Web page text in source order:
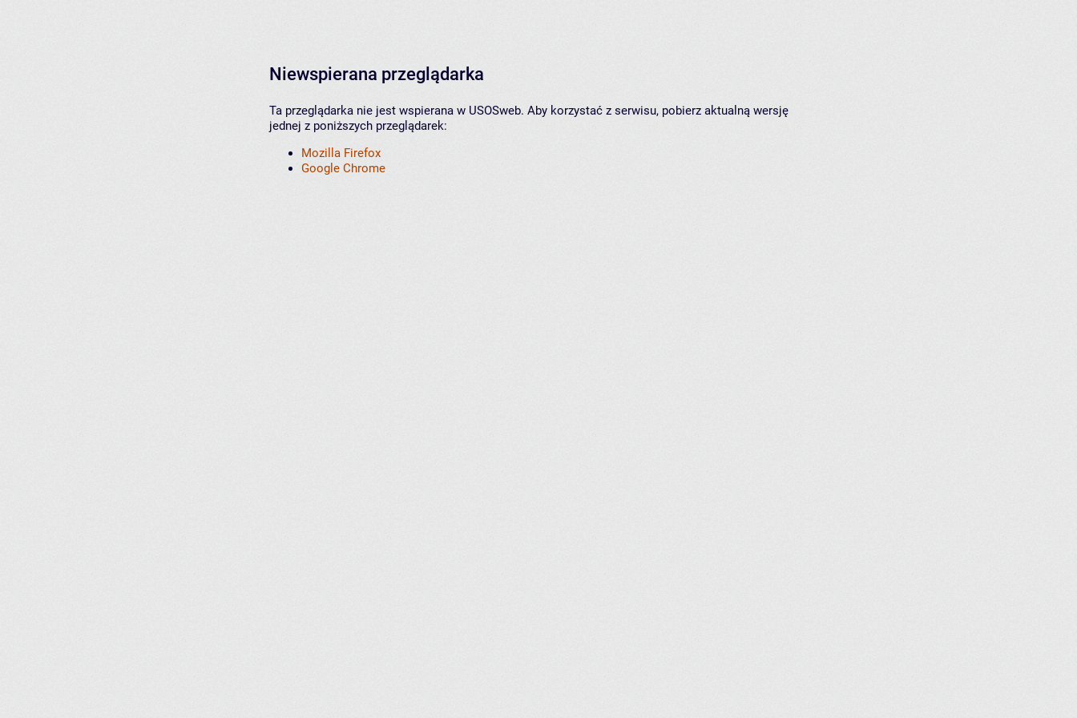
Niewspierana przeglądarka
Ta przeglądarka nie jest wspierana w USOSweb. Aby korzystać z serwisu, pobierz aktualną wersję
jednej z poniższych przeglądarek:
Mozilla Firefox
Google Chrome